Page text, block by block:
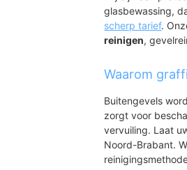
glasbewassing,
scherp tarief.
reinigen,
Waarom
Buitengevels
zorgt voor
vervuiling. Laat
Noord-Brabant.